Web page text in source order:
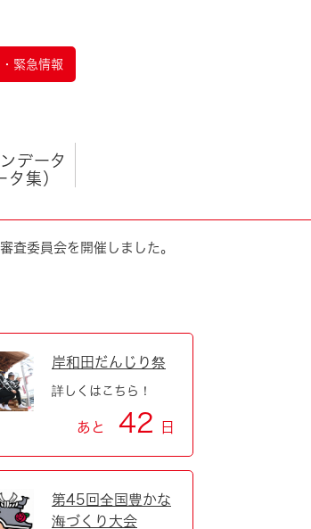
緊急情報
データ
タ集）
査委員会を開催しました。
岸和田だんじり祭
詳しくはこちら！
あと 42 日
第45回全国豊かな
海づくり大会